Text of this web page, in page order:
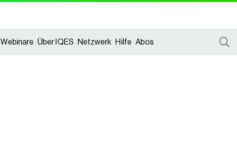
Webinare Über IQES Netzwerk Hilfe Abos